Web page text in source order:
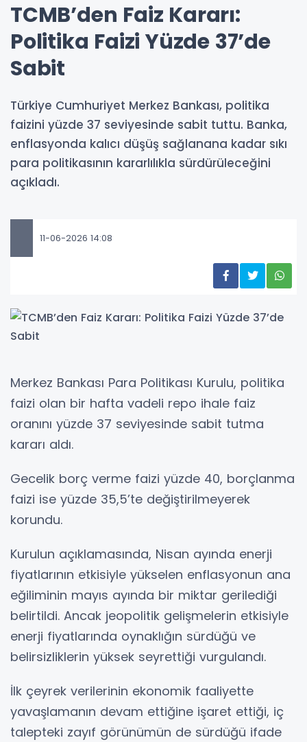
TCMB’den Faiz Kararı:
Politika Faizi Yüzde 37’de
Sabit
Türkiye Cumhuriyet Merkez Bankası, politika
faizini yüzde 37 seviyesinde sabit tuttu. Banka,
enflasyonda kalıcı düşüş sağlanana kadar sıkı
para politikasının kararlılıkla sürdürüleceğini
açıkladı.
11-06-2026 14:08
Merkez Bankası Para Politikası Kurulu, politika
faizi olan bir hafta vadeli repo ihale faiz
oranını yüzde 37 seviyesinde sabit tutma
kararı aldı.
Gecelik borç verme faizi yüzde 40, borçlanma
faizi ise yüzde 35,5’te değiştirilmeyerek
korundu.
Kurulun açıklamasında, Nisan ayında enerji
fiyatlarının etkisiyle yükselen enflasyonun ana
eğiliminin mayıs ayında bir miktar gerilediği
belirtildi. Ancak jeopolitik gelişmelerin etkisiyle
enerji fiyatlarında oynaklığın sürdüğü ve
belirsizliklerin yüksek seyrettiği vurgulandı.
İlk çeyrek verilerinin ekonomik faaliyette
yavaşlamanın devam ettiğine işaret ettiği, iç
talepteki zayıf görünümün de sürdüğü ifade